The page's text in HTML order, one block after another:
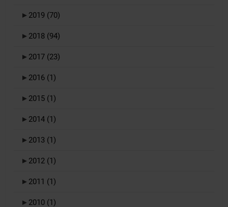
► 2019 (70)
► 2018 (94)
► 2017 (23)
► 2016 (1)
► 2015 (1)
► 2014 (1)
► 2013 (1)
► 2012 (1)
► 2011 (1)
► 2010 (1)